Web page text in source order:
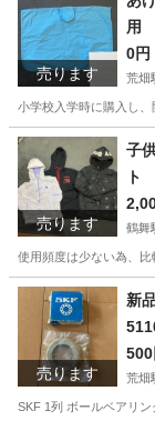
売ります
用
0円
荒畑
小学校入学時に購入し
愛知 名古屋市
売ります
子
ト
鶴舞
使用頻度は少ない為、
愛知 名古屋市
売ります
新
500
荒畑
SKF 1列 ボールベアリ